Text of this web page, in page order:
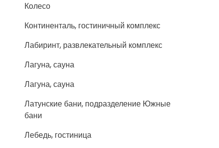
Колесо
Континенталь, гостиничный комплекс
Лабиринт, развлекательный комплекс
Лагуна, сауна
Лагуна, сауна
Латунские бани, подразделение Южные
бани
Лебедь, гостиница